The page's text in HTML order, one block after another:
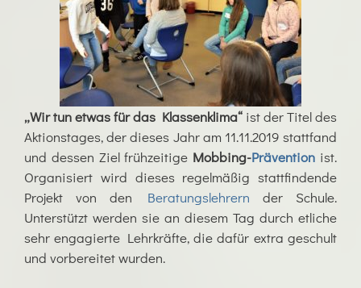
„Wir tun etwas für das Klassenklima“ist der Titel des
Aktionstages, der dieses Jahr am 11.11.2019 stattfand
und dessen Ziel frühzeitige Mobbing-Prävention ist.
Organisiert wird dieses regelmäßig stattfindende
Projekt von den Beratungslehrern der Schule.
Unterstützt werden sie an diesem Tag durch etliche
sehr engagierte Lehrkräfte, die dafür extra geschult
und vorbereitet wurden.